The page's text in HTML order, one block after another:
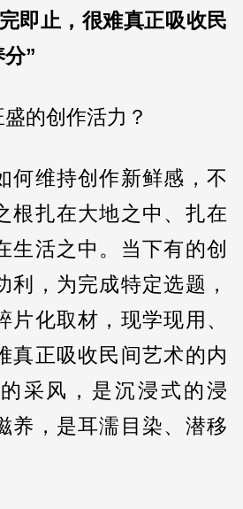
即止，很难真正吸收民
”
的创作活力？
何维持创作新鲜感，不
根扎在大地之中、扎在
生活之中。当下有的创
利，为完成特定选题，
片化取材，现学现用、
真正吸收民间艺术的内
采风，是沉浸式的浸
养，是耳濡目染、潜移